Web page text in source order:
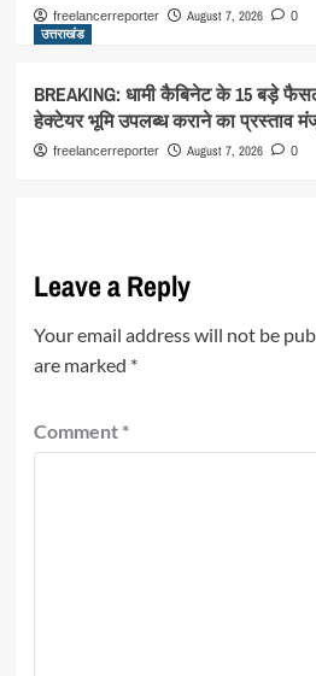
freelancerreporter August 7, 2026 0
उत्तराखंड
BREAKING: धामी कैबिनेट के 15 बड़े
हेक्टेयर भूमि उपलब्ध कराने का प्रस्ताव
freelancerreporter August 7, 2026 0
Leave a Reply
Your email address will not be
are marked *
Comment *